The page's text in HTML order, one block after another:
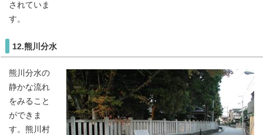
されていま
す。
12.熊川分水
熊川分水の
静かな流れ
をみること
ができま
す。熊川村